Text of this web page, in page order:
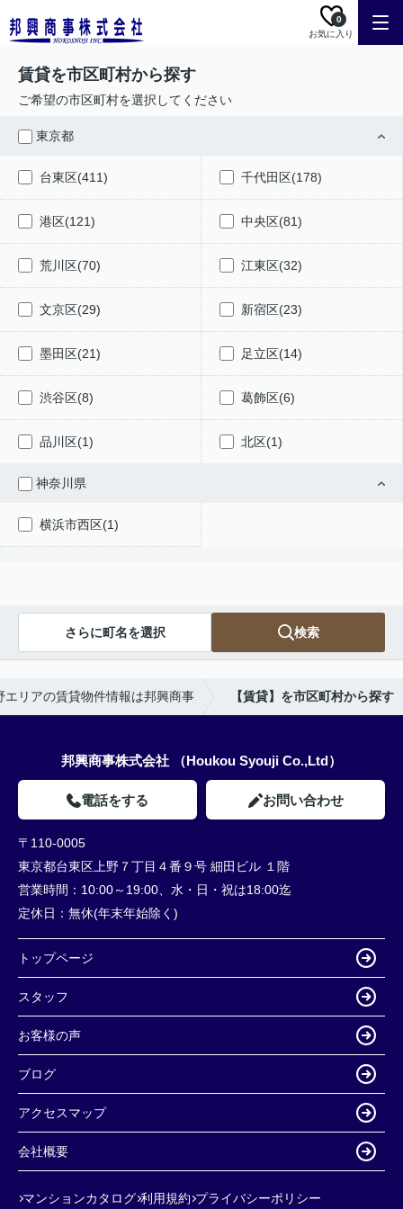
お気に入り
0
賃貸を市区町村から探す
ご希望の市区町村を選択してください
東京都
台東区(411) 千代田区(178)
港区(121) 中央区(81)
荒川区(70) 江東区(32)
文京区(29) 新宿区(23)
墨田区(21) 足立区(14)
渋谷区(8) 葛飾区(6)
品川区(1) 北区(1)
神奈川県
横浜市西区(1)
さらに町名を選択 検索
エリアの賃貸物件情報は邦興商事 【賃貸】を市区町村から探す
邦興商事株式会社 （Houkou Syouji Co.,Ltd）
電話をする お問い合わせ
〒110-0005
東京都台東区上野７丁目４番９号 細田ビル １階
営業時間： 10:00～19:00、水・日・祝は18:00迄
定休日： 無休(年末年始除く)
トップページ
スタッフ
お客様の声
ブログ
アクセスマップ
会社概要
マンションカタログ 利用規約 プライバシーポリシー